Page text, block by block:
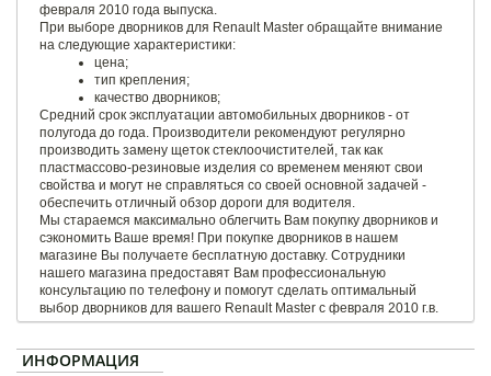
февраля 2010 года выпуска.
При выборе дворников для Renault Master обращайте внимание
на следующие характеристики:
цена;
тип крепления;
качество дворников;
Средний срок эксплуатации автомобильных дворников - от
полугода до года. Производители рекомендуют регулярно
производить замену щеток стеклоочистителей, так как
пластмассово-резиновые изделия со временем меняют свои
свойства и могут не справляться со своей основной задачей -
обеспечить отличный обзор дороги для водителя.
Мы стараемся максимально облегчить Вам покупку дворников и
сэкономить Ваше время! При покупке дворников в нашем
магазине Вы получаете бесплатную доставку. Сотрудники
нашего магазина предоставят Вам профессиональную
консультацию по телефону и помогут сделать оптимальный
выбор дворников для вашего Renault Master с февраля 2010 г.в.
ИНФОРМАЦИЯ